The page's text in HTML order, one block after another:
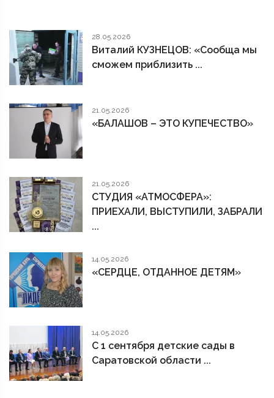
28.05.2026
Виталий КУЗНЕЦОВ: «Сообща мы
сможем приблизить ...
21.05.2026
«БАЛАШОВ – ЭТО КУПЕЧЕСТВО»
21.05.2026
СТУДИЯ «АТМОСФЕРА»:
ПРИЕХАЛИ, ВЫСТУПИЛИ, ЗАБРАЛИ
...
14.05.2026
«СЕРДЦЕ, ОТДАННОЕ ДЕТЯМ»
14.05.2026
С 1 сентября детские сады в
Саратовской области ...